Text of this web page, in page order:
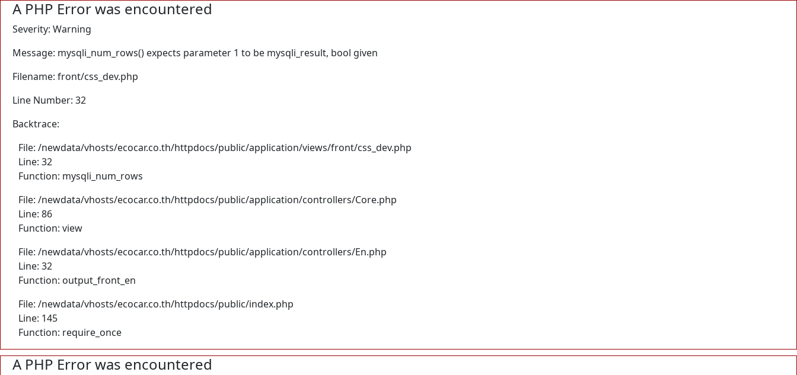
A PHP Error was encountered
Severity: Warning
Message: mysqli_num_rows() expects parameter 1 to be mysqli_result, bool given
Filename: front/css_dev.php
Line Number: 32
Backtrace:
File: /newdata/vhosts/ecocar.co.th/httpdocs/public/application/views/front/css_dev.php
Line: 32
Function: mysqli_num_rows
File: /newdata/vhosts/ecocar.co.th/httpdocs/public/application/controllers/Core.php
Line: 86
Function: view
File: /newdata/vhosts/ecocar.co.th/httpdocs/public/application/controllers/En.php
Line: 32
Function: output_front_en
File: /newdata/vhosts/ecocar.co.th/httpdocs/public/index.php
Line: 145
Function: require_once
A PHP Error was encountered